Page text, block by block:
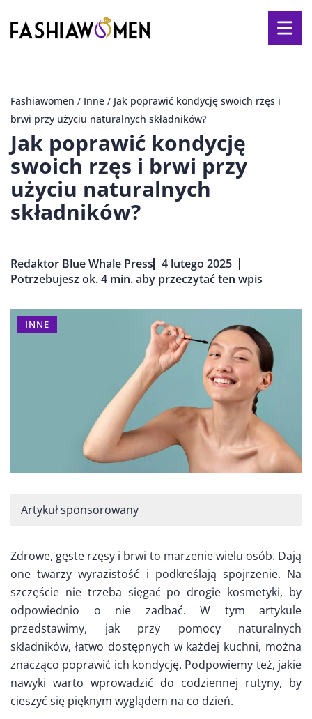
Fashiawomen / Inne / Jak poprawić kondycję swoich rzęs i
brwi przy użyciu naturalnych składników?
Jak poprawić kondycję
swoich rzęs i brwi przy
użyciu naturalnych
składników?
Redaktor Blue Whale Press 4 lutego 2025
Potrzebujesz ok. 4 min. aby przeczytać ten wpis
INNE
Artykuł sponsorowany
Zdrowe, gęste rzęsy i brwi to marzenie wielu osób. Dają
one twarzy wyrazistość i podkreślają spojrzenie. Na
szczęście nie trzeba sięgać po drogie kosmetyki, by
odpowiednio o nie zadbać. W tym artykule
przedstawimy, jak przy pomocy naturalnych
składników, łatwo dostępnych w każdej kuchni, można
znacząco poprawić ich kondycję. Podpowiemy też, jakie
nawyki warto wprowadzić do codziennej rutyny, by
cieszyć się pięknym wyglądem na co dzień.